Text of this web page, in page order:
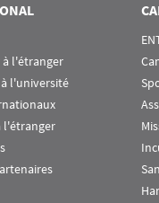
l'étranger
l'université
l'étranger